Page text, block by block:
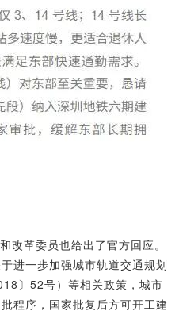
改革委员也给出了官方回应。
进一步加强城市轨道交通规划
〕52号）等相关政策，城市
程序，国家批复后方可开工建